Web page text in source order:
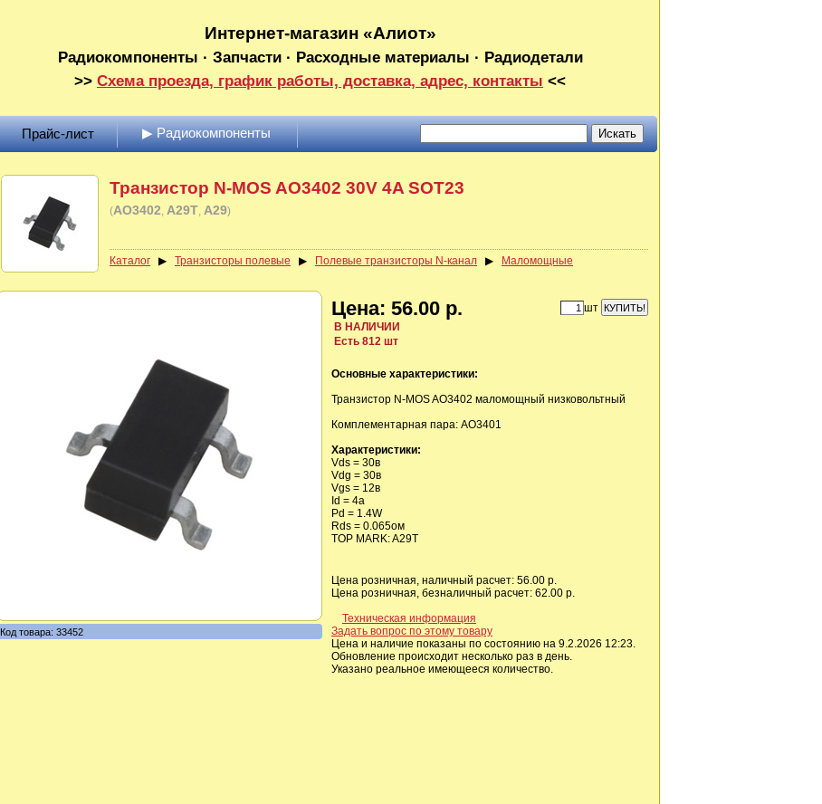
Интернет-магазин «Алиот»
Радиокомпоненты · Запчасти · Расходные материалы · Радиодетали
>> Схема проезда, график работы, доставка, адрес, контакты <<
Прайс-лист ▶ Радиокомпоненты
Транзистор N-MOS AO3402 30V 4A SOT23
(AO3402 A29T A29)
Каталог ▶ Транзисторы полевые ▶ Полевые транзисторы N-канал ▶ Маломощные
Код товара: 33452
Цена: 56.00 р.
В НАЛИЧИИ
Есть 812 шт
шт
Основные характеристики:
Транзистор N-MOS AO3402 маломощный низковольтный
Комплементарная пара: AO3401
Характеристики:
Vds = 30в
Vdg = 30в
Vgs = 12в
Id = 4a
Pd = 1.4W
Rds = 0.065ом
TOP MARK: A29T
Цена розничная, наличный расчет: 56.00 р.
Цена розничная, безналичный расчет: 62.00 р.
Техническая информация
Задать вопрос по этому товару
Цена и наличие показаны по состоянию на 9.2.2026 12:23.
Обновление происходит несколько раз в день.
Указано реальное имеющееся количество.